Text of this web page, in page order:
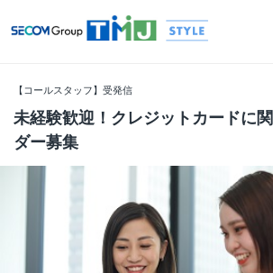
【コールスタッフ】受発信
未経験歓迎！クレジットカードに
ダー募集